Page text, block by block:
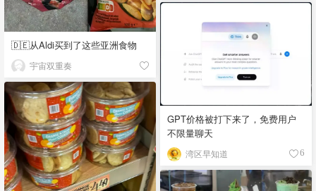
🇩🇪从Aldi买到了这些亚洲食物
宇宙双重奏
GPT价格被打下来了，免费用户
不限量聊天
湾区早知道 6